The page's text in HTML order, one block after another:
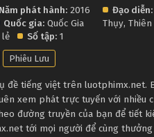
Năm phát hành: 2016
Quốc gia: Quốc Gia
lẻ Số tập: 1
Đạo diễn:
Thụy, Thiên
Phiêu Lưu
đề tiếng việt trên luotphimx.net.
xem phát trực tuyến với nhiều
đường truyền của bạn để tiết
tới mọi người để cùng